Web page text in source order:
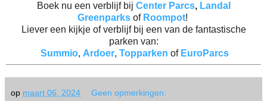
Boek nu een verblijf bij Center Parcs, Landal
Greenparksof Roompot!
Liever een kijkje of verblijf bij een van de fantastische
parken van:
Summio, Ardoer, Topparken of EuroParcs
op maart 06, 2024 Geen opmerkingen: